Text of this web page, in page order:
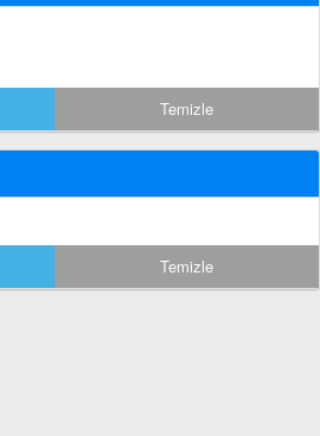
Temizle
Temizle